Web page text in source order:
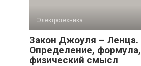
Электротехника
Закон Джоуля – Ленца.
Определение, формула,
физический смысл